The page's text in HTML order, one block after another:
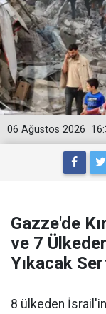
06 Ağustos 2026
Gazze'de
ve 7
Yıkacak
8 ülkeden